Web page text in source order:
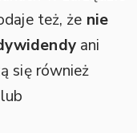
też, że nie
ani
się również